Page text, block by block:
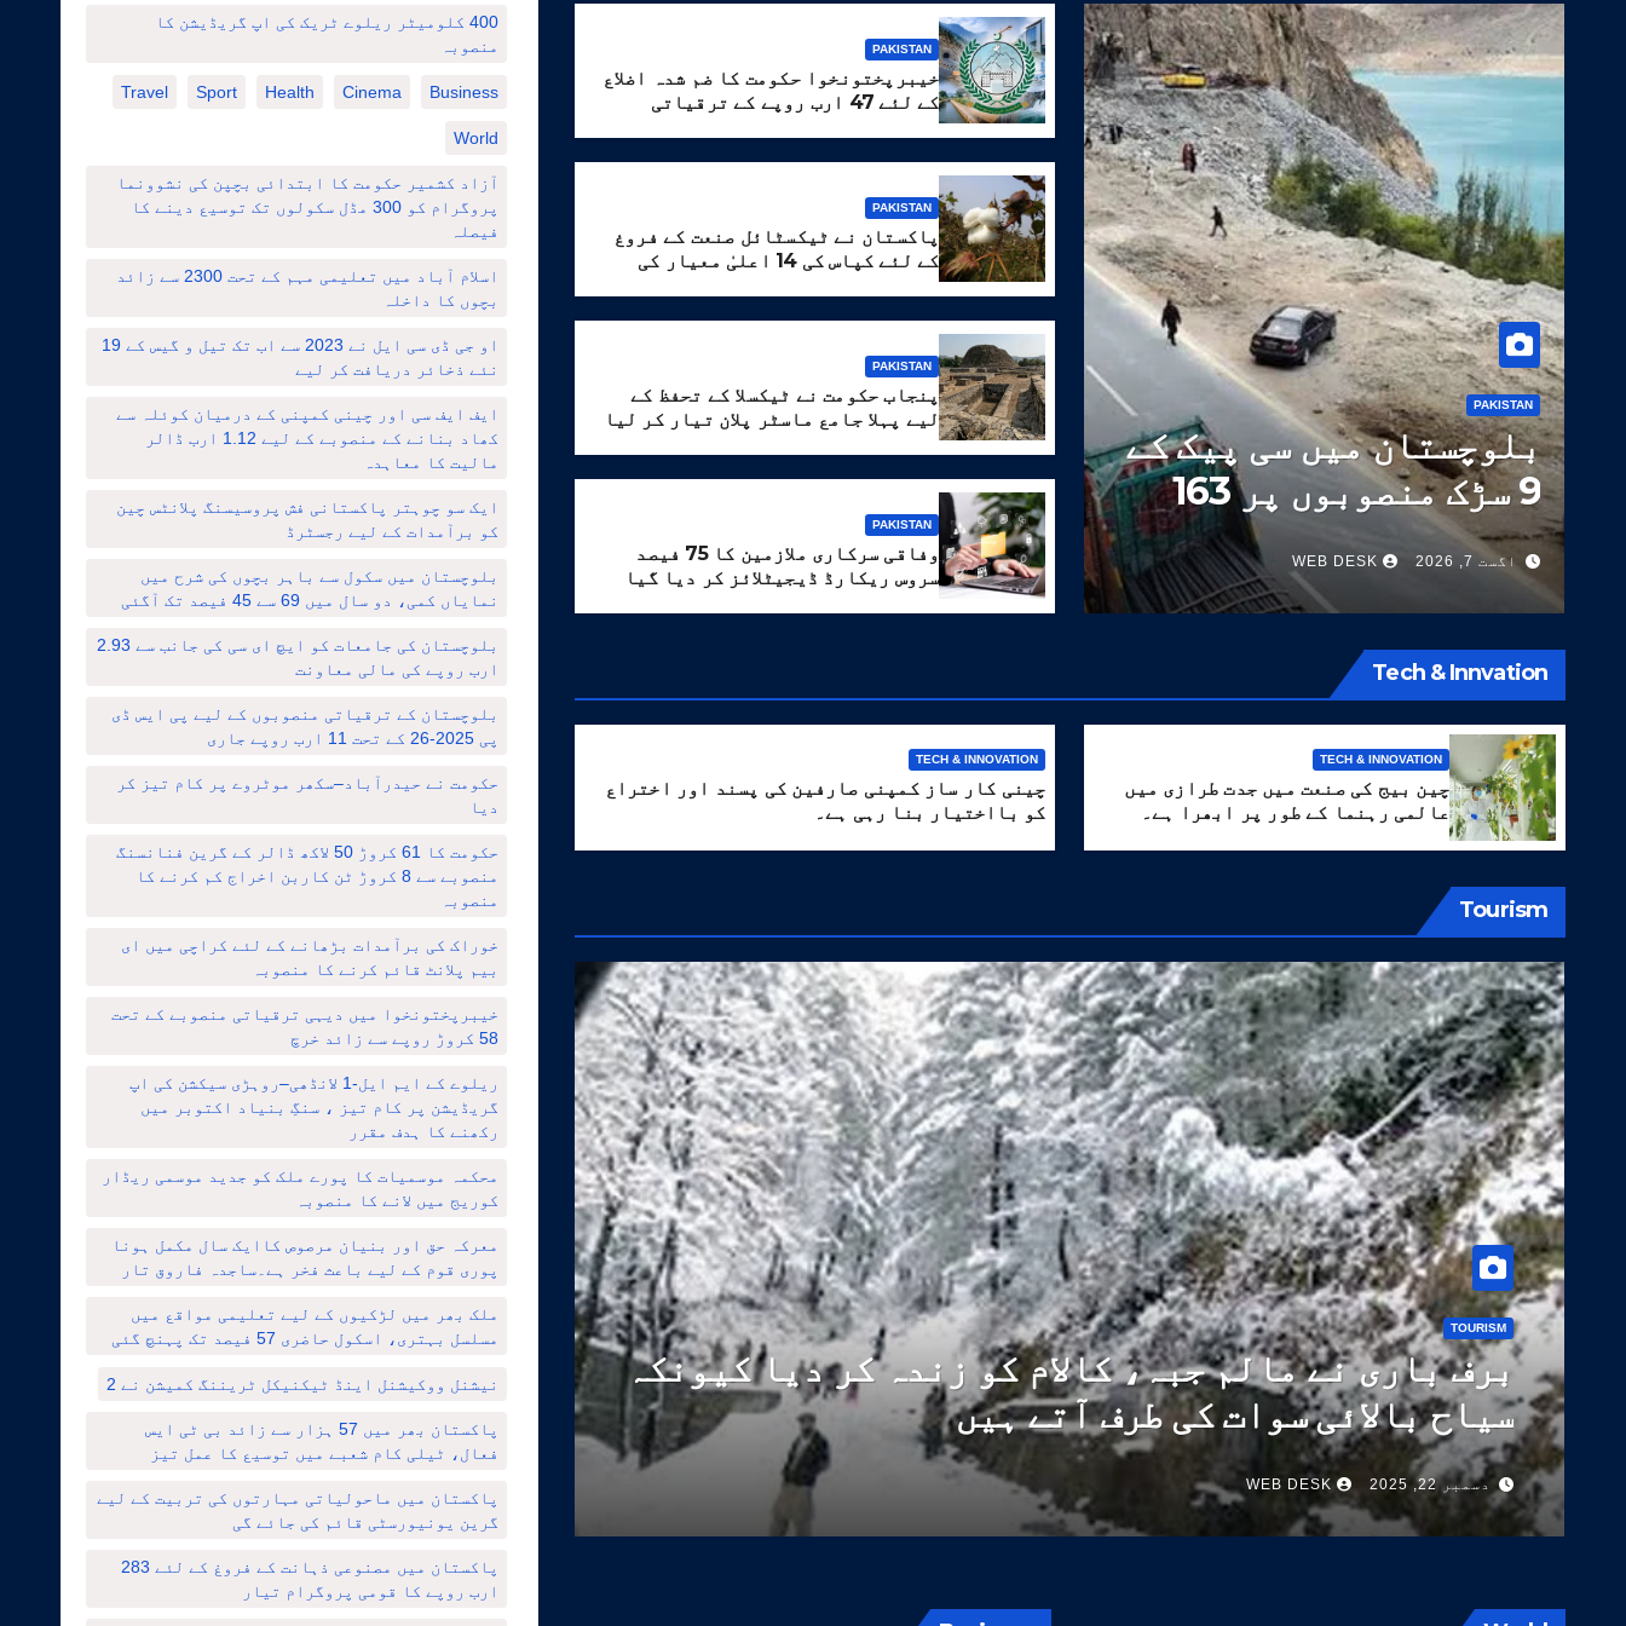
PAKISTAN
بلوچستان میں سی پیک کے
9 سڑک منصوبوں پر 163
ارب روپے سے زائد خرچ
اگست 7, 2026 WEB DESK
PAKISTAN
خیبرپختونخوا حکومت کا ضم شدہ اضلاع
کے لئے 47 ارب روپے کے ترقیاتی
پروگرام کا منصوبہ
PAKISTAN
پاکستان نے ٹیکسٹائل صنعت کے فروغ
کے لئے کپاس کی 14 اعلیٰ معیار کی
اقسام تیار کر لیں
PAKISTAN
پنجاب حکومت نے ٹیکسلا کے تحفظ کے
لیے پہلا جامع ماسٹر پلان تیار کر لیا
PAKISTAN
وفاقی سرکاری ملازمین کا 75 فیصد
سروس ریکارڈ ڈیجیٹلائز کر دیا گیا
Tech & Innvation
TECH & INNOVATION
چین بیج کی صنعت میں جدت طرازی میں
عالمی رہنما کے طور پر ابھرا ہے۔
TECH & INNOVATION
چینی کار ساز کمپنی صارفین کی پسند اور اختراع
کو بااختیار بنا رہی ہے۔
Tourism
TOURISM
برف باری نے مالم جبہ، کالام کو زندہ کر دیا کیونکہ
سیاح بالائی سوات کی طرف آتے ہیں
دسمبر 22, 2025 WEB DESK
400 کلومیٹر ریلوے ٹریک کی اپ گریڈیشن کا
منصوبہ
Business
Cinema
Health
Sport
Travel
World
آزاد کشمیر حکومت کا ابتدائی بچپن کی نشوونما
پروگرام کو 300 مڈل سکولوں تک توسیع دینے کا
فیصلہ
اسلام آباد میں تعلیمی مہم کے تحت 2300 سے زائد
بچوں کا داخلہ
او جی ڈی سی ایل نے 2023 سے اب تک تیل و گیس کے 19
نئے ذخائر دریافت کر لیے
ایف ایف سی اور چینی کمپنی کے درمیان کوئلہ سے
کھاد بنانے کے منصوبے کے لیے 1.12 ارب ڈالر
مالیت کا معاہدہ
ایک سو چوہتر پاکستانی فش پروسیسنگ پلانٹس چین
کو برآمدات کے لیے رجسٹرڈ
بلوچستان میں سکول سے باہر بچوں کی شرح میں
نمایاں کمی، دو سال میں 69 سے 45 فیصد تک آگئی
بلوچستان کی جامعات کو ایچ ای سی کی جانب سے 2.93
ارب روپے کی مالی معاونت
بلوچستان کے ترقیاتی منصوبوں کے لیے پی ایس ڈی
پی 2025-26 کے تحت 11 ارب روپے جاری
حکومت نے حیدرآباد–سکھر موٹروے پر کام تیز کر
دیا
حکومت کا 61 کروڑ 50 لاکھ ڈالر کے گرین فنانسنگ
منصوبے سے 8 کروڑ ٹن کاربن اخراج کم کرنے کا
منصوبہ
خوراک کی برآمدات بڑھانے کے لئے کراچی میں ای
بیم پلانٹ قائم کرنے کا منصوبہ
خیبرپختونخوا میں دیہی ترقیاتی منصوبے کے تحت
58 کروڑ روپے سے زائد خرچ
ریلوے کے ایم ایل-1 لانڈھی–روہڑی سیکشن کی اپ
گریڈیشن پر کام تیز ، سنگِ بنیاد اکتوبر میں
رکھنے کا ہدف مقرر
محکمہ موسمیات کا پورے ملک کو جدید موسمی ریڈار
کوریج میں لانے کا منصوبہ
معرکہ حق اور بنیان مرصوص کاایک سال مکمل ہونا
پوری قوم کے لیے باعث فخر ہے۔ساجدہ فاروق تار
ملک بھر میں لڑکیوں کے لیے تعلیمی مواقع میں
مسلسل بہتری، اسکول حاضری 57 فیصد تک پہنچ گئی
نیشنل ووکیشنل اینڈ ٹیکنیکل ٹریننگ کمیشن نے 2
پاکستان بھر میں 57 ہزار سے زائد بی ٹی ایس
فعال، ٹیلی کام شعبے میں توسیع کا عمل تیز
پاکستان میں ماحولیاتی مہارتوں کی تربیت کے لیے
گرین یونیورسٹی قائم کی جائے گی
پاکستان میں مصنوعی ذہانت کے فروغ کے لئے 283
ارب روپے کا قومی پروگرام تیار